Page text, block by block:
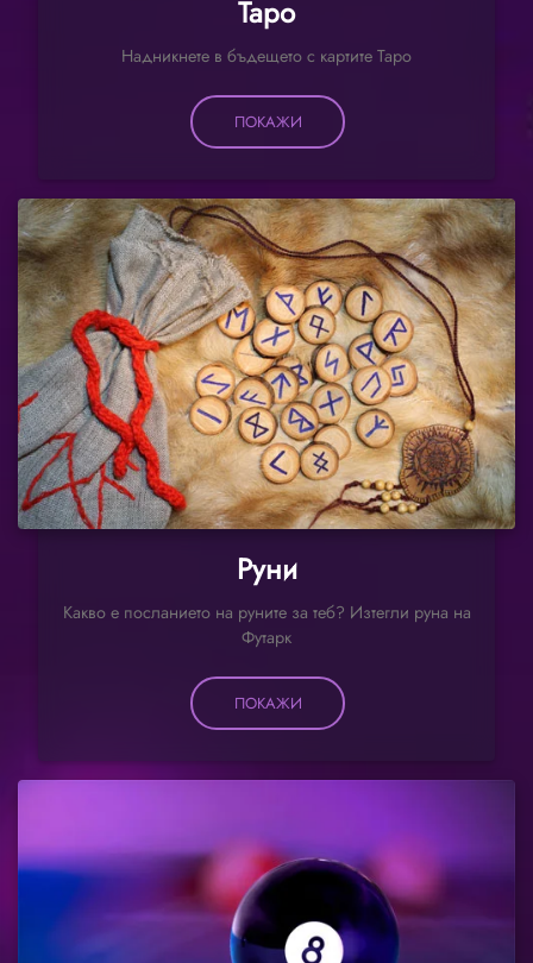
Таро
Надникнете в бъдещето с картите Таро
ПОКАЖИ
Руни
Какво е посланието на руните за теб? Изтегли руна на
Футарк
ПОКАЖИ